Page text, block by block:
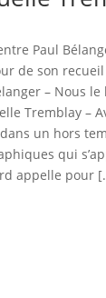
Paul
de son
– Nous le
Tremblay –
un hors
qui
appelle pour